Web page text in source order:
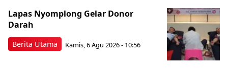
Berita Utama
Lapas Nyomplong Gelar Donor
Darah
Kamis, 6 Agu 2026 - 10:56